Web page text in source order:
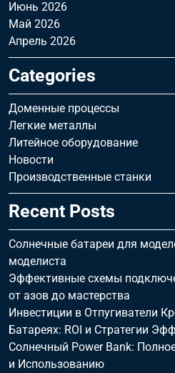
Июнь 2026
Май 2026
Апрель 2026
Categories
Доменные процессы
Легкие металлы
Литейное оборудование
Новости
Производственные станки
Recent Posts
Солнечные батареи для
моделиста
Эффективные схемы
от азов до мастерства
Инвестиции в Отпугиватели
Батареях: ROI и Стратегии
Солнечный Power Bank:
и Использованию